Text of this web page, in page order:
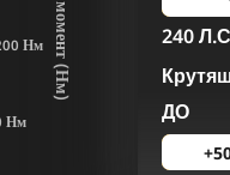
(
)
Нм
Нм
240
ДО